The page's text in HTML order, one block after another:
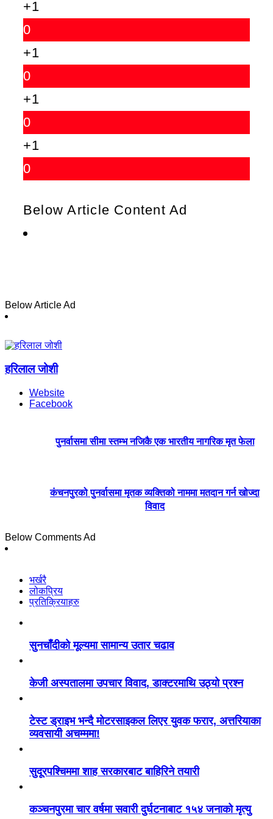
+1
0
+1
0
+1
0
+1
0
Below Article Content Ad
Below Article Ad
हरिलाल जोशी
Website
Facebook
पुनर्वासमा सीमा स्तम्भ नजिकै एक भारतीय नागरिक मृत फेला
कंचनपुरको पुनर्वासमा मृतक व्यक्तिको नाममा मतदान गर्न खोज्दा
विवाद
Below Comments Ad
भर्खरै
लोकप्रिय
प्रतिक्रियाहरु
सुनचाँदीको मूल्यमा सामान्य उतार चढाव
केजी अस्पतालमा उपचार विवाद, डाक्टरमाथि उठ्यो प्रश्न
टेस्ट ड्राइभ भन्दै मोटरसाइकल लिएर युवक फरार, अत्तरियाका
व्यवसायी अचम्ममा!
सुदूरपश्चिममा शाह सरकारबाट बाहिरिने तयारी
कञ्चनपुरमा चार वर्षमा सवारी दुर्घटनाबाट १५४ जनाको मृत्यु